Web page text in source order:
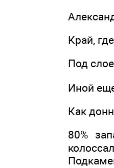
Край,
Под
Иной
Как
80%